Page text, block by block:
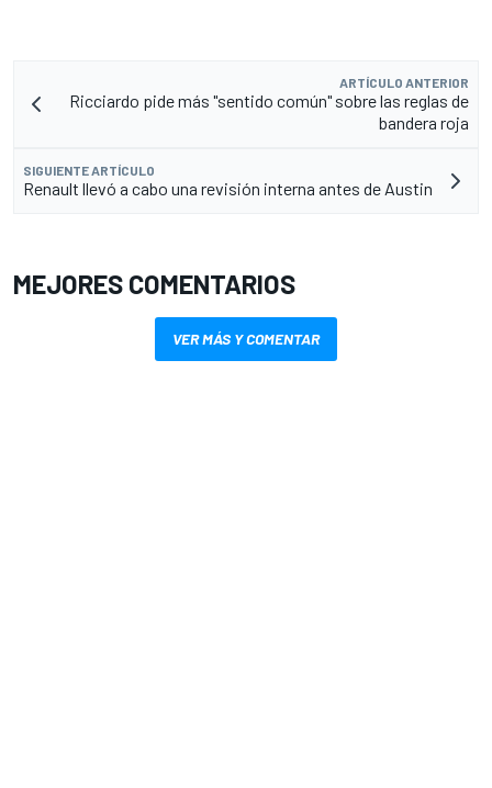
ARTÍCULO ANTERIOR
Ricciardo pide más "sentido común" sobre las reglas de
bandera roja
SIGUIENTE ARTÍCULO
Renault llevó a cabo una revisión interna antes de Austin
MEJORES COMENTARIOS
VER MÁS Y COMENTAR